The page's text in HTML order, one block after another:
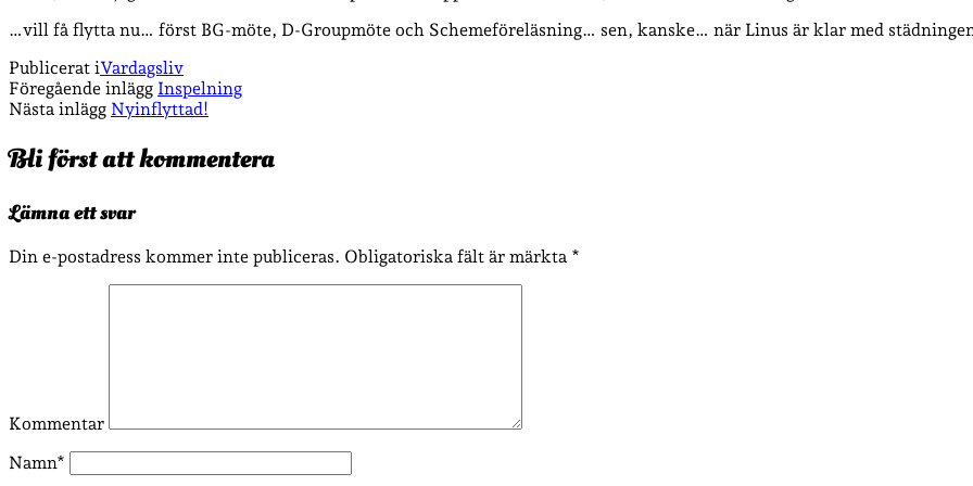
…vill få flytta nu… först BG-möte, D-Groupmöte och Schemeföreläsning… sen, kanske… när Linus är klar med
Publicerat iVardagsliv
Föregående inlägg Inspelning
Nästa inlägg Nyinflyttad!
Bli först att kommentera
Lämna ett svar
Din e-postadress kommer inte publiceras. Obligatoriska fält är märkta *
Kommentar
Namn*